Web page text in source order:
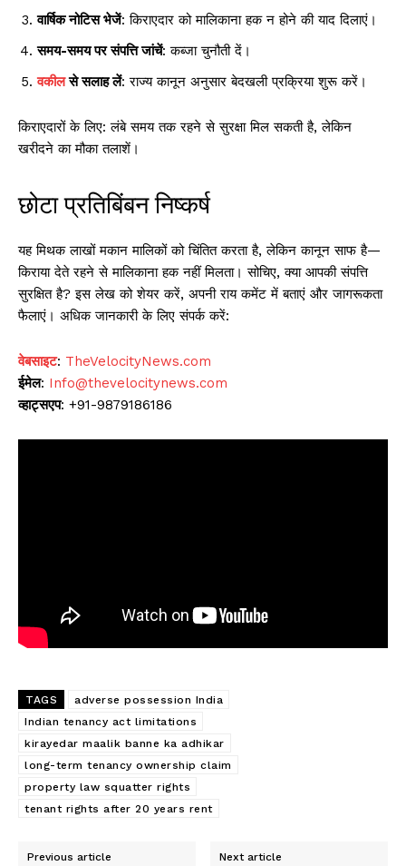
वार्षिक नोटिस भेजें: किराएदार को मालिकाना हक न होने की याद दिलाएं।
समय-समय पर संपत्ति जांचें: कब्जा चुनौती दें।
वकीलसे सलाह लें: राज्य कानून अनुसार बेदखली प्रक्रिया शुरू करें।
किराएदारों के लिए: लंबे समय तक रहने से सुरक्षा मिल सकती है, लेकिन
खरीदने का मौका तलाशें।
छोटा प्रतिबिंबन निष्कर्ष
यह मिथक लाखों मकान मालिकों को चिंतित करता है, लेकिन कानून साफ है—
किराया देते रहने से मालिकाना हक नहीं मिलता। सोचिए, क्या आपकी संपत्ति
सुरक्षित है? इस लेख को शेयर करें, अपनी राय कमेंट में बताएं और जागरूकता
फैलाएं। अधिक जानकारी के लिए संपर्क करें:
वेबसाइट: TheVelocityNews.com
ईमेल: Info@thevelocitynews.com
व्हाट्सएप: +91-9879186186
TAGS
adverse possession India
Indian tenancy act limitations
kirayedar maalik banne ka adhikar
long-term tenancy ownership claim
property law squatter rights
tenant rights after 20 years rent
Previous article Next article